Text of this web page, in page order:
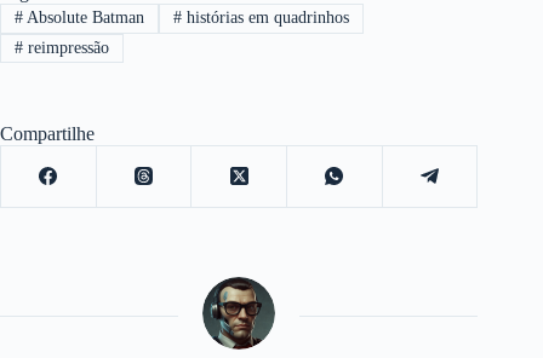
#Absolute Batman #histórias em quadrinhos
#reimpressão
Compartilhe